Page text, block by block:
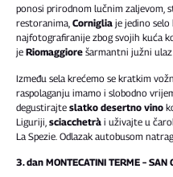
ponosi prirodnom lučnim zaljevom,
restoranima, Corniglia je jedino
najfotografiranije zbog svojih kuća
je Riomaggiore šarmantni južni ulaz
Između sela krećemo se kratkim
raspolaganju imamo i slobodno
degustirajte slatko desertno vino
Liguriji, sciacchetrà i uživajte u
La Spezie. Odlazak autobusom
3. dan MONTECATINI TERME – SAN